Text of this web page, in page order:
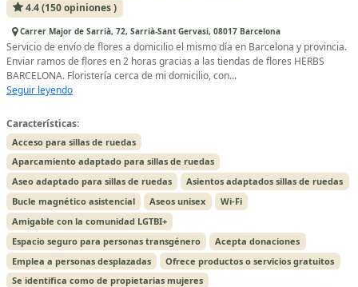
4.4 (150 opiniones )
Carrer Major de Sarrià, 72, Sarrià-Sant Gervasi, 08017 Barcelona
Servicio de envío de flores a domicilio el mismo día en Barcelona y provincia.
Enviar ramos de flores en 2 horas gracias a las tiendas de flores HERBS
BARCELONA. Floristería cerca de mi domicilio, con...
Seguir leyendo
Características:
Acceso para sillas de ruedas
Aparcamiento adaptado para sillas de ruedas
Aseo adaptado para sillas de ruedas
Asientos adaptados sillas de ruedas
Bucle magnético asistencial
Aseos unisex
Wi-Fi
Amigable con la comunidad LGTBI+
Espacio seguro para personas transgénero
Acepta donaciones
Emplea a personas desplazadas
Ofrece productos o servicios gratuitos
Se identifica como de propietarias mujeres